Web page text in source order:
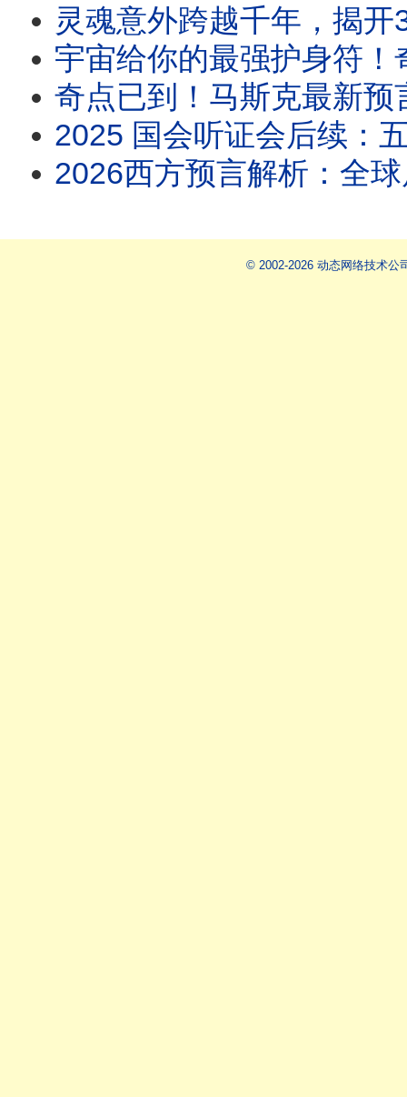
灵魂意外跨越千年，揭开3906年的世
宇宙给你的最强护身符！
奇点已到！马斯克最新预言：
2025 国会听证会后续：五角大厦“
2026西方预言解析：全
© 2002-2026 动态网络技术公